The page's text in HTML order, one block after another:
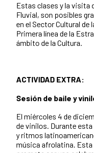
Estas clases y la visita
Fluvial, son posibles
en el Sector Cultural de
Primera línea de la
ámbito de la Cultura.
ACTIVIDAD EXTRA:
Sesión de baile y
El miércoles 4 de
de vinilos. Durante
y ritmos
música afrolatina. Esta